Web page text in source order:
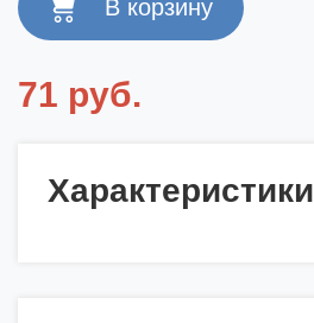
71 руб.
Характеристики